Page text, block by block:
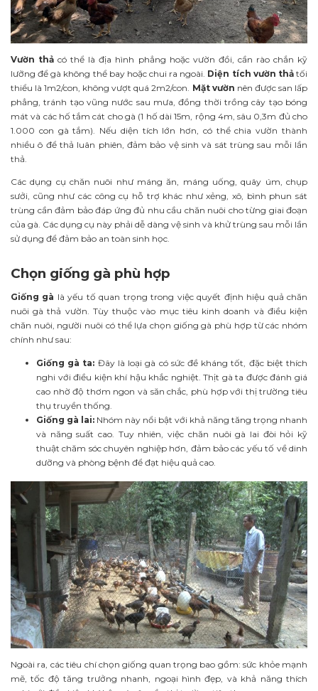
Vườn thảcó thể là địa hình phẳng hoặc vườn đồi, cần rào chắn kỹ
lưỡng để gà không thể bay hoặc chui ra ngoài. Diện tích vườn thảtối
thiểu là 1m2/con, không vượt quá 2m2/con. Mặt vườn nên được san lấp
phẳng, tránh tạo vũng nước sau mưa, đồng thời trồng cây tạo bóng
mát và các hố tắm cát cho gà (1 hố dài 15m, rộng 4m, sâu 0,3m đủ cho
1.000 con gà tắm). Nếu diện tích lớn hơn, có thể chia vườn thành
nhiều ô để thả luân phiên, đảm bảo vệ sinh và sát trùng sau mỗi lần
thả.
Các dụng cụ chăn nuôi như máng ăn, máng uống, quây úm, chụp
sưởi, cũng như các công cụ hỗ trợ khác như xẻng, xô, bình phun sát
trùng cần đảm bảo đáp ứng đủ nhu cầu chăn nuôi cho từng giai đoạn
của gà. Các dụng cụ này phải dễ dàng vệ sinh và khử trùng sau mỗi lần
sử dụng để đảm bảo an toàn sinh học.
Chọn giống gà phù hợp
Giống gà là yếu tố quan trọng trong việc quyết định hiệu quả chăn
nuôi gà thả vườn. Tùy thuộc vào mục tiêu kinh doanh và điều kiện
chăn nuôi, người nuôi có thể lựa chọn giống gà phù hợp từ các nhóm
chính như sau:
Giống gà ta: Đây là loại gà có sức đề kháng tốt, đặc biệt thích
nghi với điều kiện khí hậu khắc nghiệt. Thịt gà ta được đánh giá
cao nhờ độ thơm ngon và săn chắc, phù hợp với thị trường tiêu
thụ truyền thống.
Giống gà lai: Nhóm này nổi bật với khả năng tăng trọng nhanh
và năng suất cao. Tuy nhiên, việc chăn nuôi gà lai đòi hỏi kỹ
thuật chăm sóc chuyên nghiệp hơn, đảm bảo các yếu tố về dinh
dưỡng và phòng bệnh để đạt hiệu quả cao.
Ngoài ra, các tiêu chí chọn giống quan trọng bao gồm: sức khỏe mạnh
mẽ, tốc độ tăng trưởng nhanh, ngoại hình đẹp, và khả năng thích